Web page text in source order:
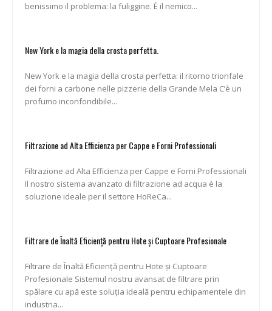
benissimo il problema: la fuliggine. È il nemico...
New York e la magia della crosta perfetta.
New York e la magia della crosta perfetta: il ritorno trionfale
dei forni a carbone nelle pizzerie della Grande Mela C’è un
profumo inconfondibile...
Filtrazione ad Alta Efficienza per Cappe e Forni Professionali
Filtrazione ad Alta Efficienza per Cappe e Forni Professionali
Il nostro sistema avanzato di filtrazione ad acqua è la
soluzione ideale per il settore HoReCa...
Filtrare de Înaltă Eficiență pentru Hote și Cuptoare Profesionale
Filtrare de Înaltă Eficiență pentru Hote și Cuptoare
Profesionale Sistemul nostru avansat de filtrare prin
spălare cu apă este soluția ideală pentru echipamentele din
industria...